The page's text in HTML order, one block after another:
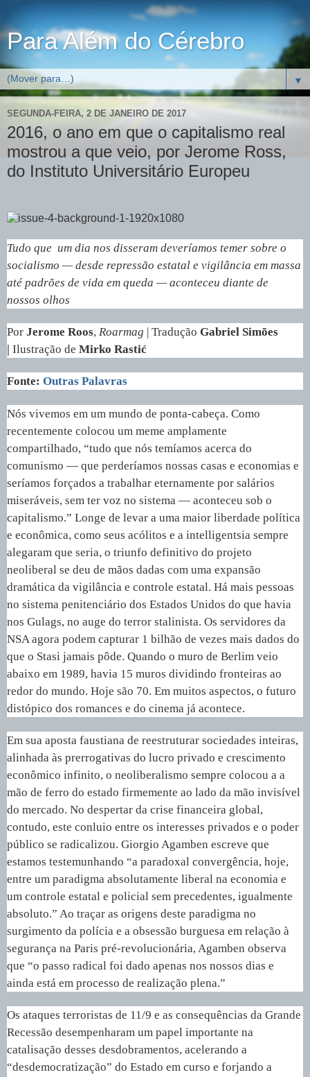
Para Além do Cérebro
▼
SEGUNDA-FEIRA, 2 DE JANEIRO DE 2017
2016, o ano em que o capitalismo real
mostrou a que veio, por Jerome Ross,
do Instituto Universitário Europeu
Tudo que um dia nos disseram deveríamos temer sobre o
socialismo — desde repressão estatal e vigilância em massa
até padrões de vida em queda — aconteceu diante de
nossos olhos
Por Jerome Roos, Roarmag | Tradução Gabriel Simões
| Ilustração de Mirko Rastić
Fonte: Outras Palavras
Nós vivemos em um mundo de ponta-cabeça. Como
recentemente colocou um meme amplamente
compartilhado, “tudo que nós temíamos acerca do
comunismo — que perderíamos nossas casas e economias e
seríamos forçados a trabalhar eternamente por salários
miseráveis, sem ter voz no sistema — aconteceu sob o
capitalismo.” Longe de levar a uma maior liberdade política
e econômica, como seus acólitos e a intelligentsia sempre
alegaram que seria, o triunfo definitivo do projeto
neoliberal se deu de mãos dadas com uma expansão
dramática da vigilância e controle estatal. Há mais pessoas
no sistema penitenciário dos Estados Unidos do que havia
nos Gulags, no auge do terror stalinista. Os servidores da
NSA agora podem capturar 1 bilhão de vezes mais dados do
que o Stasi jamais pôde. Quando o muro de Berlim veio
abaixo em 1989, havia 15 muros dividindo fronteiras ao
redor do mundo. Hoje são 70. Em muitos aspectos, o futuro
distópico dos romances e do cinema já acontece.
Em sua aposta faustiana de reestruturar sociedades inteiras,
alinhada às prerrogativas do lucro privado e crescimento
econômico infinito, o neoliberalismo sempre colocou a a
mão de ferro do estado firmemente ao lado da mão invisível
do mercado. No despertar da crise financeira global,
contudo, este conluio entre os interesses privados e o poder
público se radicalizou. Giorgio Agamben escreve que
estamos testemunhando “a paradoxal convergência, hoje,
entre um paradigma absolutamente liberal na economia e
um controle estatal e policial sem precedentes, igualmente
absoluto.” Ao traçar as origens deste paradigma no
surgimento da polícia e a obsessão burguesa em relação à
segurança na Paris pré-revolucionária, Agamben observa
que “o passo radical foi dado apenas nos nossos dias e
ainda está em processo de realização plena.”
Os ataques terroristas de 11/9 e as consequências da Grande
Recessão desempenharam um papel importante na
catalisação desses desdobramentos, acelerando a
“desdemocratização” do Estado em curso e forjando a